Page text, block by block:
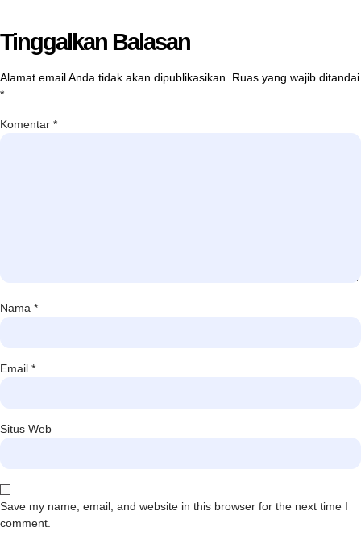
Tinggalkan Balasan
Alamat email Anda tidak akan dipublikasikan. Ruas yang wajib ditandai
*
Komentar *
Nama *
Email *
Situs Web
Save my name, email, and website in this browser for the next time I
comment.